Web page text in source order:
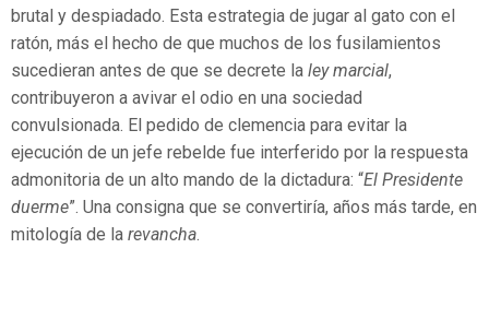
brutal y despiadado. Esta estrategia de jugar al gato con el
ratón, más el hecho de que muchos de los fusilamientos
sucedieran antes de que se decrete la ley marcial,
contribuyeron a avivar el odio en una sociedad
convulsionada. El pedido de clemencia para evitar la
ejecución de un jefe rebelde fue interferido por la respuesta
admonitoria de un alto mando de la dictadura: “El Presidente
duerme”. Una consigna que se convertiría, años más tarde, en
mitología de la revancha.